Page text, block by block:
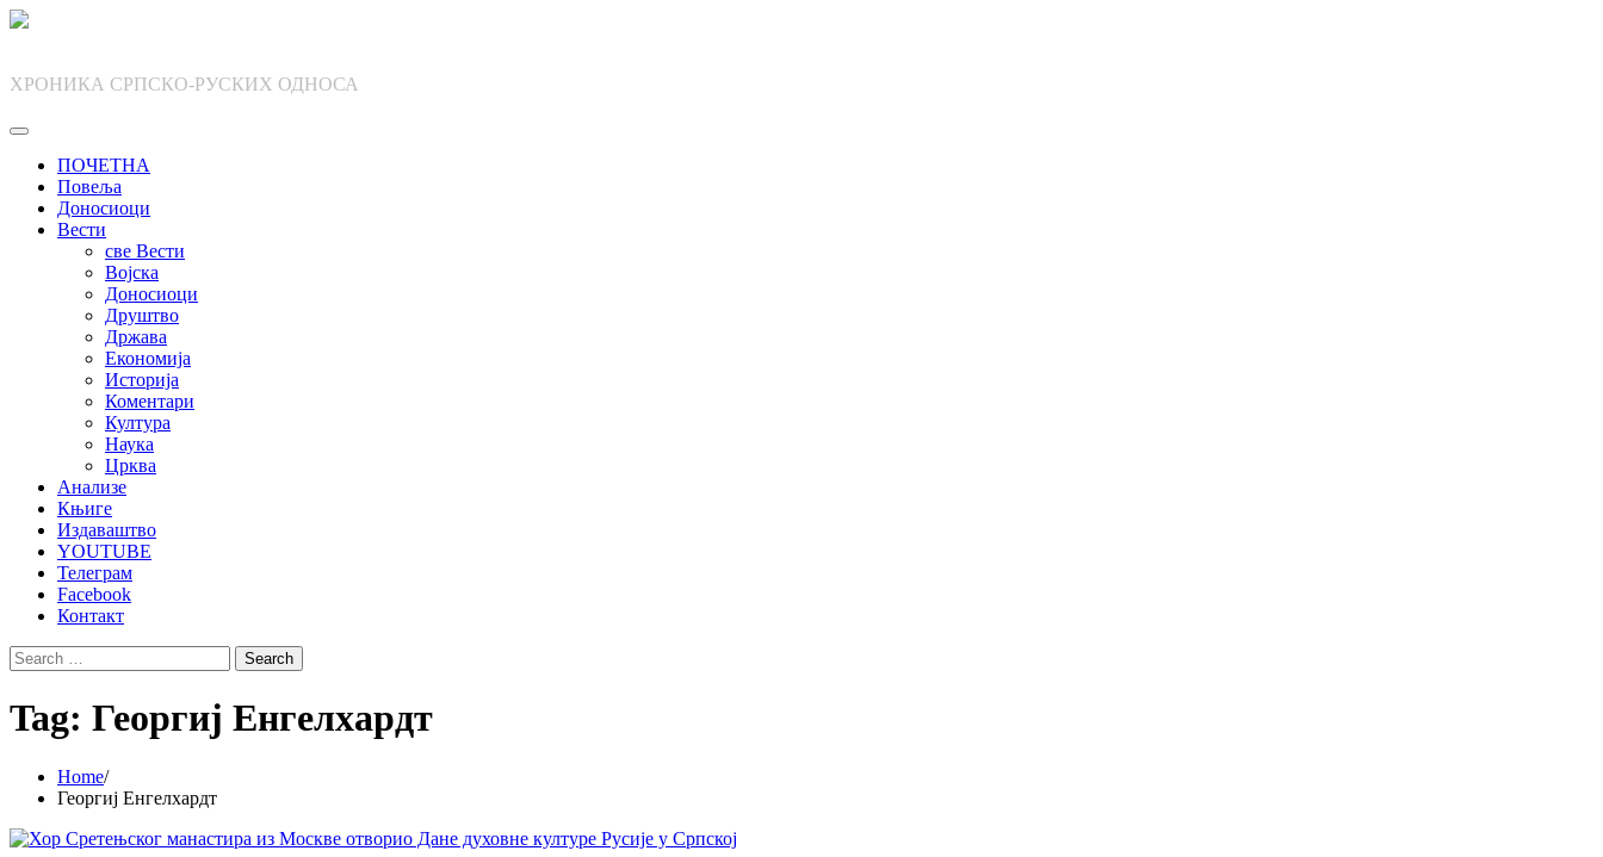
Skip
ХРОНИКА СРПСКО-РУСКИХ ОДНОСА
ПОЧЕТНА
Повеља
Доносиоци
Вести
све Вести
Војска
Доносиоци
Друштво
Држава
Економија
Историја
Коментари
Култура
Наука
Црква
Анализе
Књиге
Издаваштво
YOUTUBE
Телеграм
Facebook
Контакт
Search
for:
Tag: Георгиј Енгелхардт
Home
Георгиј Енгелхардт